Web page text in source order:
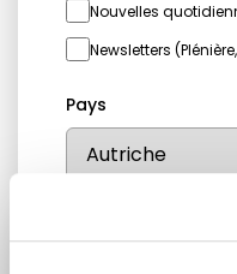
Nouvelles
Newsletters
Pays
Je consens à